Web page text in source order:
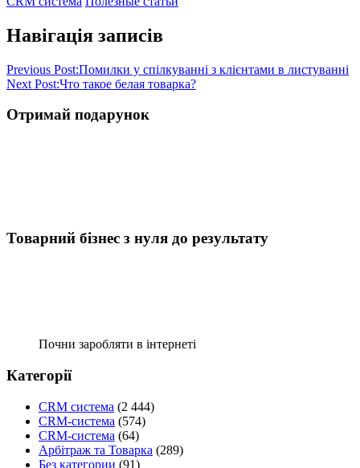
Навігація записів
Previous Post:Помилки у спілкуванні з клієнтами в листуванні
Next Post:Что такое белая товарка?
Отримай подарунок
Товарний бізнес з нуля до результату
Почни заробляти в інтернеті
Категорії
CRM система (2 444)
CRM-система (574)
CRM-система (64)
Арбітраж та Товарка (289)
Без категории (91)